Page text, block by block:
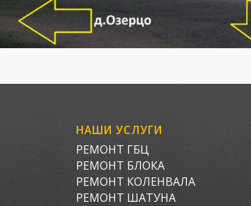
НАШИ УСЛУГИ
РЕМОНТ ГБЦ
РЕМОНТ БЛОКА
РЕМОНТ КОЛЕНВАЛА
РЕМОНТ ШАТУНА